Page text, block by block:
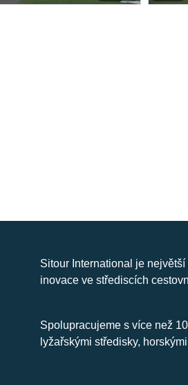
Sitour International je
inovace ve střediscích
Spolupracujeme s více než
lyžařskými středisky,